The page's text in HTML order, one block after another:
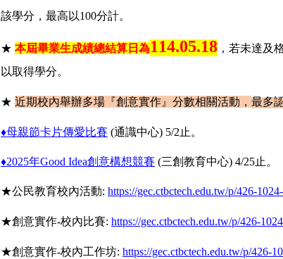
該學分，最高以100分計。
★本屆畢業生成績總結算日為114.05.18 ，若未達及
以取得學分。
★近期校內舉辦多場『創意實作』分數相關活動，最多
♦母親節卡片傳愛比賽 (通識中心) 5/2止。
♦2025年Good Idea創意構想競賽 (三創教育中心) 4/25止。
★公民教育校內活動: https://gec.ctbctech.edu.tw/p/426-
★創意實作-校內比賽: https://gec.ctbctech.edu.tw/p/426-
★創意實作-校內工作坊: https://gec.ctbctech.edu.tw/p/426-